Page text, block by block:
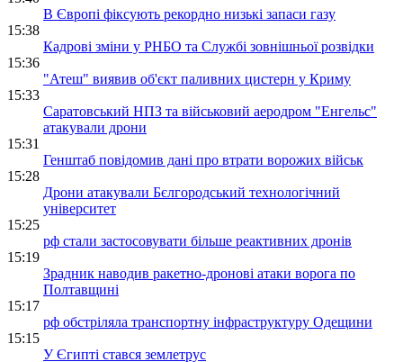
В Європі фіксують рекордно низькі запаси газу
15:38
Кадрові зміни у РНБО та Службі зовнішньої розвідки
15:36
"Атеш" виявив об'єкт паливних цистерн у Криму
15:33
Саратовський НПЗ та військовий аеродром "Енгельс"
атакували дрони
15:31
Генштаб повідомив дані про втрати ворожих військ
15:28
Дрони атакували Бєлгородський технологічний
університет
15:25
рф стали застосовувати більше реактивних дронів
15:19
Зрадник наводив ракетно-дронові атаки ворога по
Полтавщині
15:17
рф обстріляла транспортну інфраструктуру Одещини
15:15
У Єгипті стався землетрус